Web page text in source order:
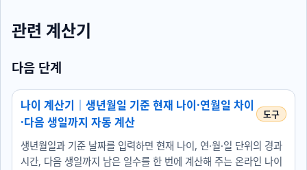
관련 계산기
다음 단계
나이 계산기｜생년월일 기준 현재 나이·연월일 차이
·다음 생일까지 자동 계산
생년월일과 기준 날짜를 입력하면 현재 나이, 연·월·일 단위의 경과
시간, 다음 생일까지 남은 일수를 한 번에 계산해 주는 온라인 나이